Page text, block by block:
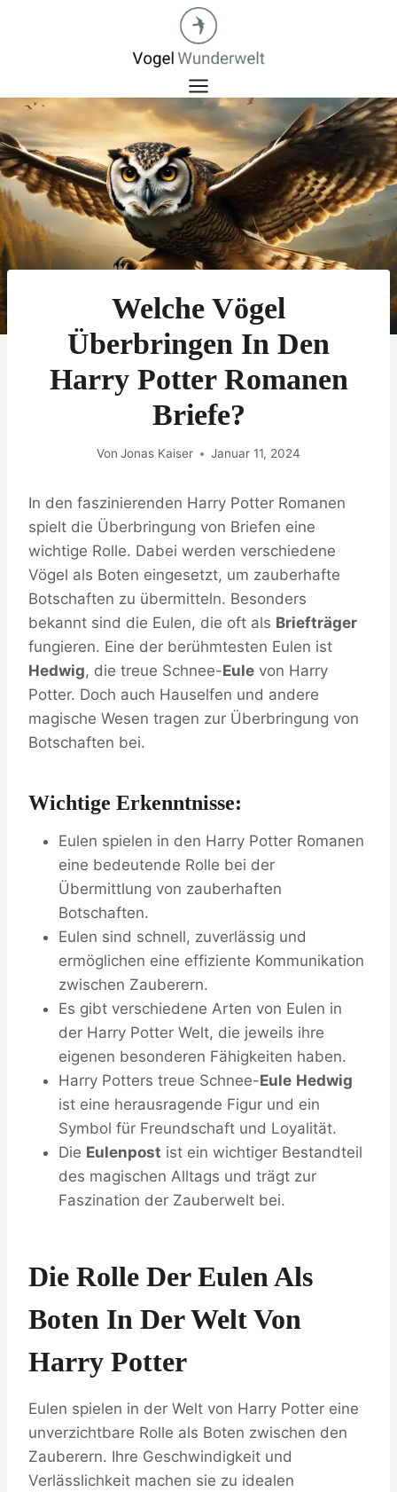
Welche Vögel
Überbringen In Den
Harry Potter Romanen
Briefe?
Von Jonas Kaiser Januar 11, 2024
In den faszinierenden Harry Potter Romanen
spielt die Überbringung von Briefen eine
wichtige Rolle. Dabei werden verschiedene
Vögel als Boten eingesetzt, um zauberhafte
Botschaften zu übermitteln. Besonders
bekannt sind die Eulen, die oft als Briefträger
fungieren. Eine der berühmtesten Eulen ist
Hedwig, die treue Schnee-Eule von Harry
Potter. Doch auch Hauselfen und andere
magische Wesen tragen zur Überbringung von
Botschaften bei.
Wichtige Erkenntnisse:
Eulen spielen in den Harry Potter Romanen
eine bedeutende Rolle bei der
Übermittlung von zauberhaften
Botschaften.
Eulen sind schnell, zuverlässig und
ermöglichen eine effiziente Kommunikation
zwischen Zauberern.
Es gibt verschiedene Arten von Eulen in
der Harry Potter Welt, die jeweils ihre
eigenen besonderen Fähigkeiten haben.
Harry Potters treue Schnee-Eule Hedwig
ist eine herausragende Figur und ein
Symbol für Freundschaft und Loyalität.
Die Eulenpost ist ein wichtiger Bestandteil
des magischen Alltags und trägt zur
Faszination der Zauberwelt bei.
Die Rolle Der Eulen Als
Boten In Der Welt Von
Harry Potter
Eulen spielen in der Welt von Harry Potter eine
unverzichtbare Rolle als Boten zwischen den
Zauberern. Ihre Geschwindigkeit und
Verlässlichkeit machen sie zu idealen